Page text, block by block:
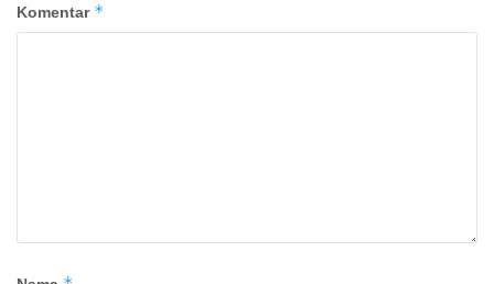
Komentar *